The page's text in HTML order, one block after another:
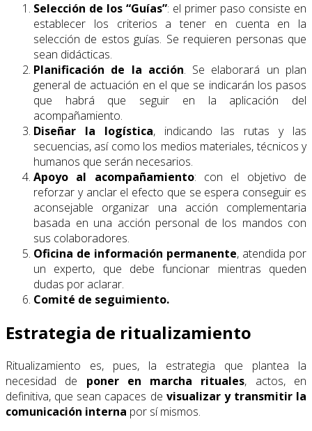
Selección de los “Guías”: el primer paso consiste en
establecer los criterios a tener en cuenta en la
selección de estos guías. Se requieren personas que
sean didácticas.
Planificación de la acción. Se elaborará un plan
general de actuación en el que se indicarán los pasos
que habrá que seguir en la aplicación del
acompañamiento.
Diseñar la logística, indicando las rutas y las
secuencias, así como los medios materiales, técnicos y
humanos que serán necesarios.
Apoyo al acompañamiento: con el objetivo de
reforzar y anclar el efecto que se espera conseguir es
aconsejable organizar una acción complementaria
basada en una acción personal de los mandos con
sus colaboradores.
Oficina de información permanente, atendida por
un experto, que debe funcionar mientras queden
dudas por aclarar.
Comité de seguimiento.
Estrategia de ritualizamiento
Ritualizamiento es, pues, la estrategia que plantea la
necesidad de poner en marcha rituales, actos, en
definitiva, que sean capaces de visualizar y transmitir la
comunicación interna por sí mismos.